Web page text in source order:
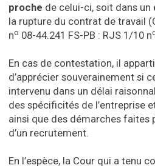
proche de celui-ci, soit dans un
la rupture du contrat de travail
no 08-44.241 FS-PB : RJS 1/10 n
En cas de contestation, il
d’apprécier souverainement si
intervenu dans un délai
des spécificités de l’entreprise
ainsi que des démarches faites
d’un recrutement.
En l’espèce, la Cour qui a tenu